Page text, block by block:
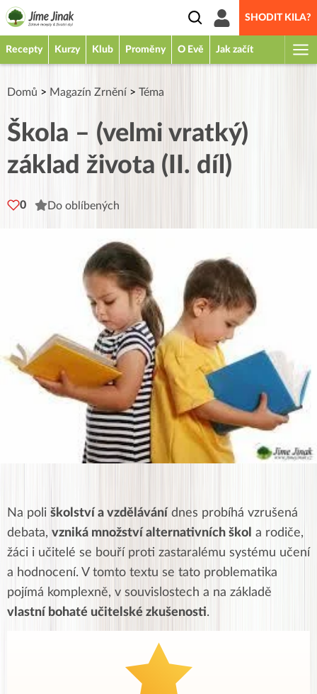
SHODIT KILA?
Recepty Kurzy Klub Proměny O Evě Jak začít
Domů > Magazín Zrnění > Téma
Škola – (velmi vratký)
základ života (II. díl)
0 Do oblíbených
Na poli školství a vzdělávání dnes probíhá vzrušená
debata, vzniká množství alternativních škol a rodiče,
žáci i učitelé se bouří proti zastaralému systému učení
a hodnocení. V tomto textu se tato problematika
pojímá komplexně, v souvislostech a na základě
vlastní bohaté učitelské zkušenosti.